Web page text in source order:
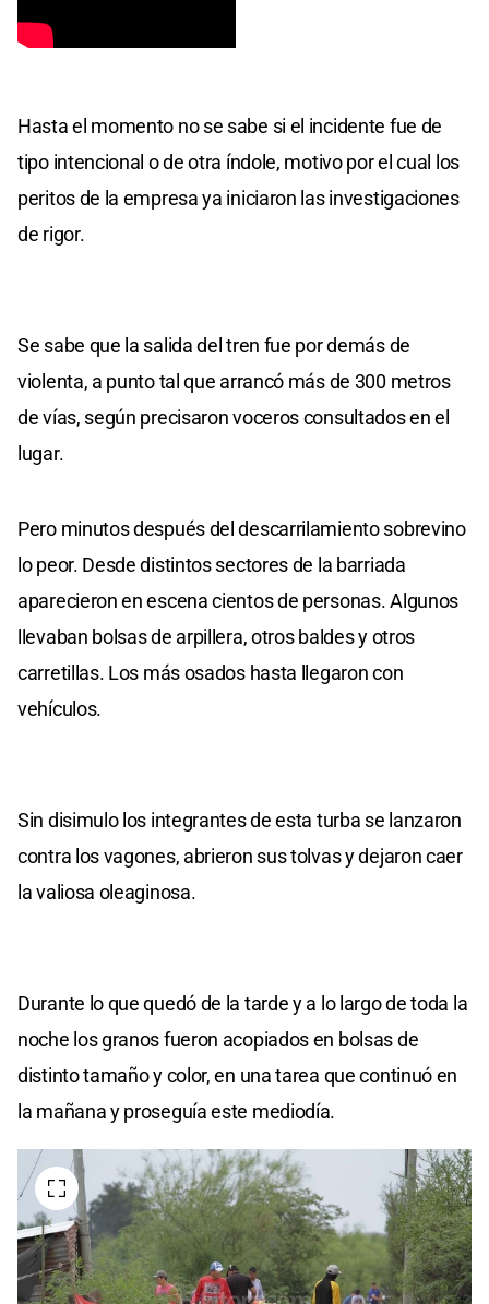
Hasta el momento no se sabe si el incidente fue de
tipo intencional o de otra índole, motivo por el cual los
peritos de la empresa ya iniciaron las investigaciones
de rigor.
Se sabe que la salida del tren fue por demás de
violenta, a punto tal que arrancó más de 300 metros
de vías, según precisaron voceros consultados en el
lugar.
Pero minutos después del descarrilamiento sobrevino
lo peor. Desde distintos sectores de la barriada
aparecieron en escena cientos de personas. Algunos
llevaban bolsas de arpillera, otros baldes y otros
carretillas. Los más osados hasta llegaron con
vehículos.
Sin disimulo los integrantes de esta turba se lanzaron
contra los vagones, abrieron sus tolvas y dejaron caer
la valiosa oleaginosa.
Durante lo que quedó de la tarde y a lo largo de toda la
noche los granos fueron acopiados en bolsas de
distinto tamaño y color, en una tarea que continuó en
la mañana y proseguía este mediodía.